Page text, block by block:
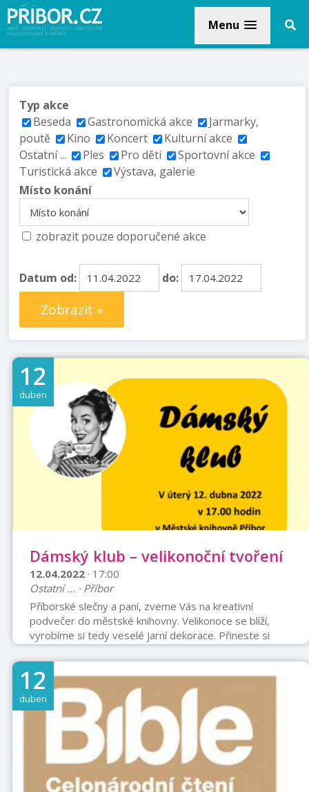
Menu
Typ akce
Beseda
Gastronomická akce
Jarmarky,
poutě
Kino Koncert
Kulturní akce
Ostatní ...
Ples Pro děti
Sportovní akce
Turistická akce
Výstava, galerie
Místo konání
zobrazit pouze doporučené akce
Datum od: do:
Zobrazit »
12
duben
Dámský klub – velikonoční tvoření
12.04.2022 · 17:00
Ostatní ... · Příbor
Příborské slečny a paní, zveme Vás na kreativní
podvečer do městské knihovny. Velikonoce se blíží,
vyrobíme si tedy veselé jarní dekorace. Přineste si
bílou vlnu na ocásky pro zajíce a vyfouknutá vajíčka pro
dekorace na zavěšení. Děti, či vnoučata vezměte s
sebou!
12
duben